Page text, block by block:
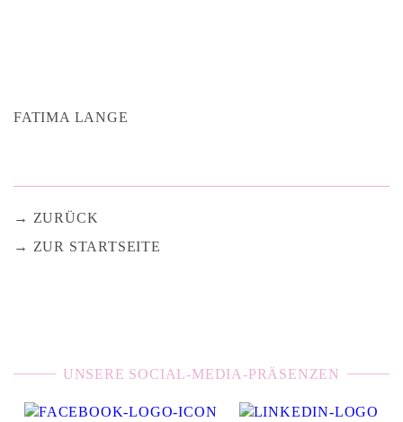
FATIMA LANGE
ZURÜCK
ZUR STARTSEITE
UNSERE SOCIAL-MEDIA-PRÄSENZEN